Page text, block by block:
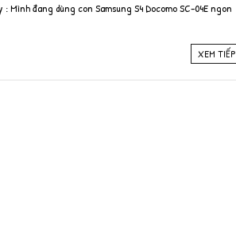
Mình đang dùng con Samsung S4 Docomo SC-04E ngon
XEM TIẾP